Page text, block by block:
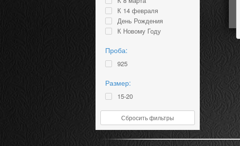
К 14 февраля
День Рождения
К Новому Году
Проба:
925
Размер:
15-20
Сбросить фильтры